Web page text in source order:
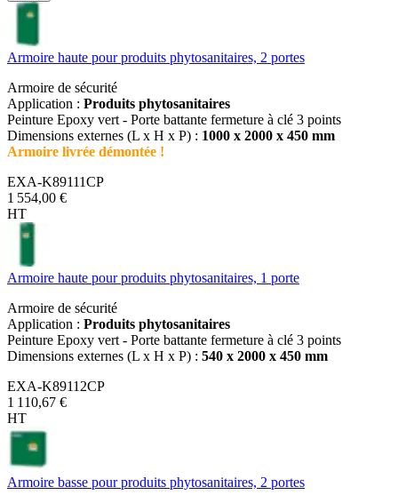
Armoire haute pour produits phytosanitaires, 2 portes
Armoire de sécurité
Application : Produits phytosanitaires
Peinture Epoxy vert - Porte battante fermeture à clé 3 points
Dimensions externes (L x H x P) : 1000 x 2000 x 450 mm
Armoire livrée démontée !
EXA-K89111CP
1 554,00 €
HT
Armoire haute pour produits phytosanitaires, 1 porte
Armoire de sécurité
Application : Produits phytosanitaires
Peinture Epoxy vert - Porte battante fermeture à clé 3 points
Dimensions externes (L x H x P) : 540 x 2000 x 450 mm
EXA-K89112CP
1 110,67 €
HT
Armoire basse pour produits phytosanitaires, 2 portes